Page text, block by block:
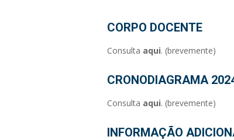
CORPO DOCENTE
Consulta aqui. (brevemente)
CRONODIAGRAMA
Consulta aqui. (brevemente)
INFORMAÇÃO